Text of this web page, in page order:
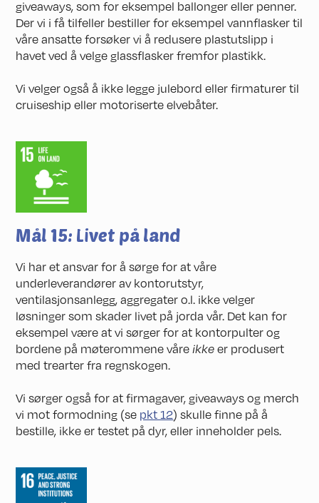
giveaways, som for eksempel ballonger eller penner.
Der vi i få tilfeller bestiller for eksempel vannflasker til
våre ansatte forsøker vi å redusere plastutslipp i
havet ved å velge glassflasker fremfor plastikk.
Vi velger også å ikke legge julebord eller firmaturer til
cruiseship eller motoriserte elvebåter.
Mål 15: Livet på land
Vi har et ansvar for å sørge for at våre
underleverandører av kontorutstyr,
ventilasjonsanlegg, aggregater o.l. ikke velger
løsninger som skader livet på jorda vår. Det kan for
eksempel være at vi sørger for at kontorpulter og
bordene på møterommene våreikkeer produsert
med trearter fra regnskogen.
Vi sørger også for at firmagaver, giveaways og merch
vi mot formodning (se pkt 12) skulle finne på å
bestille, ikke er testet på dyr, eller inneholder pels.